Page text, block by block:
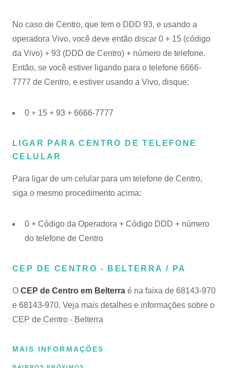
No caso de Centro, que tem o DDD 93, e usando a
operadora Vivo, você deve então discar 0 + 15 (código
da Vivo) + 93 (DDD de Centro) + número de telefone.
Então, se você estiver ligando para o telefone 6666-
7777 de Centro, e estiver usando a Vivo, disque:
0 + 15 + 93 + 6666-7777
LIGAR PARA CENTRO DE TELEFONE
CELULAR
Para ligar de um celular para um telefone de Centro,
siga o mesmo procedimento acima:
0 + Código da Operadora + Código DDD + número
do telefone de Centro
CEP DE CENTRO - BELTERRA / PA
O CEP de Centro em Belterra é na faixa de 68143-970
e 68143-970. Veja mais detalhes e informações sobre o
CEP de Centro - Belterra
MAIS INFORMAÇÕES